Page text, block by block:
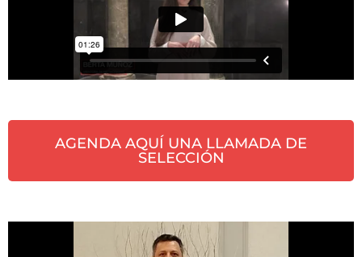
AGENDA AQUÍ UNA LLAMADA DE
SELECCIÓN